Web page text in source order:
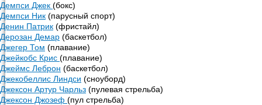
Демпси Джек (бокс)
Демпси Ник (парусный спорт)
Денин Патрик (фристайл)
Дерозан Демар (баскетбол)
Джегер Том (плавание)
Джейкобс Крис (плавание)
Джеймс Леброн (баскетбол)
Джекобеллис Линдси (сноуборд)
Джексон Артур Чарльз (пулевая стрельба)
Джексон Джозеф (пул стрельба)